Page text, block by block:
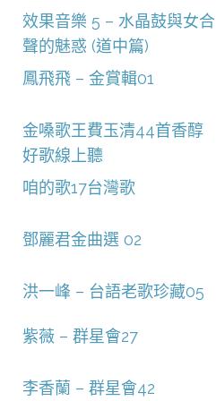
效果音樂 5 – 水晶鼓與女合
聲的魅惑 (道中篇)
鳳飛飛 – 金賞輯01
金嗓歌王費玉清44首香醇
好歌線上聽
咱的歌17台灣歌
鄧麗君金曲選 02
洪一峰 – 台語老歌珍藏05
紫薇 – 群星會27
李香蘭 – 群星會42